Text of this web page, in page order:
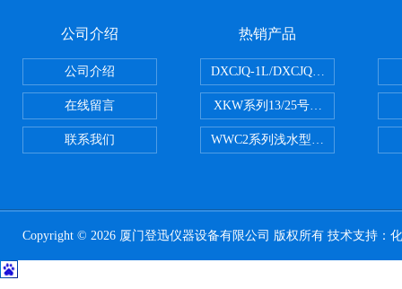
公司介绍
公司介绍
在线留言
联系我们
热销产品
DXCJQ-1L/DXCJQ-2L单联浮游
XKW系列13/25号浮游生物网
WWC2系列浅水型浮游生物网 浅
Copyright © 2026 厦门登迅仪器设备有限公司 版权所有 技术支持：